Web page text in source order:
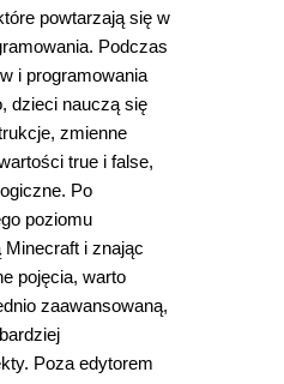
powtarzają się w
Podczas
i programowania
dzieci nauczą się
zmienne
true i false,
Po
poziomu
Minecraft i znając
pojęcia, warto
zaawansowaną,
Poza edytorem